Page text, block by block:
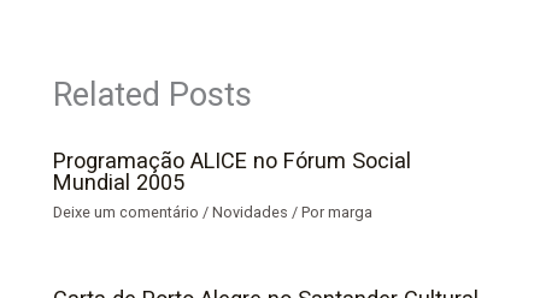
Related Posts
Programação ALICE no Fórum Social
Mundial 2005
Deixe um comentário /Novidades / Pormarga